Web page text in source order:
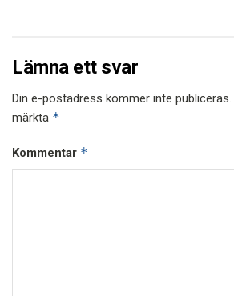
Lämna ett svar
Din e-postadress kommer inte publiceras.
märkta *
Kommentar *